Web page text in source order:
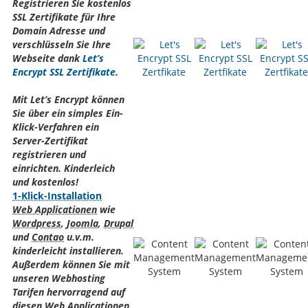
Registrieren Sie kostenlos
SSL Zertifikate für Ihre
Domain Adresse und
verschlüsseln Sie Ihre
Webseite dankLet’s
Encrypt SSL Zertifikate.
Mit Let’s Encrypt können
Sie über ein simples Ein-
Klick-Verfahren ein
Server-Zertifikat
registrieren und
einrichten. Kinderleich
und kostenlos!
1-Klick-Installation
Web Applicationen wie
Wordpress, Joomla, Drupal
und Contao u.v.m.
kinderleicht installieren.
Außerdem können Sie mit
unseren Webhosting
Tarifen hervorragend auf
diesen Web Applicationen